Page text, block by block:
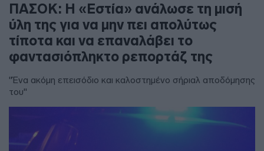
ΠΑΣΟΚ: Η «Εστία» ανάλωσε τη μισή
ύλη της για να μην πει απολύτως
τίποτα και να επαναλάβει το
φαντασιόπληκτο ρεπορτάζ της
"Ένα ακόμη επεισόδιο και καλοστημένο σήριαλ αποδόμησης
του"